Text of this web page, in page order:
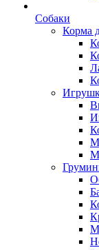
Собаки
Корма